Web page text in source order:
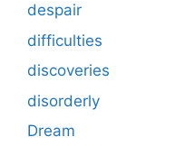
despair
difficulties
discoveries
disorderly
Dream